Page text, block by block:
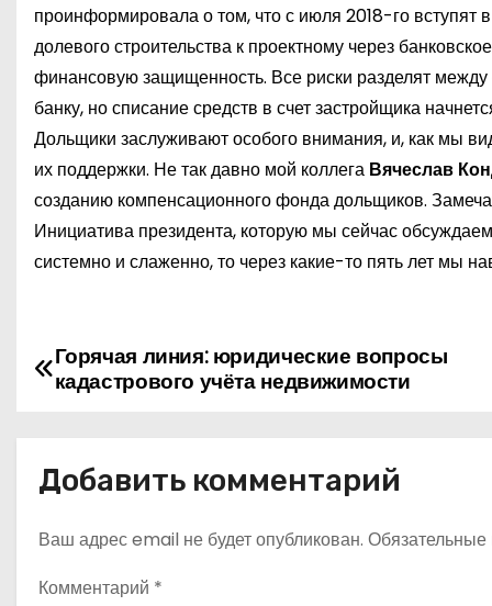
проинформировала о том, что с июля 2018-го вступят
долевого строительства к проектному через
финансовую защищенность. Все риски разделят между
банку, но списание средств в счет застройщика
Дольщики заслуживают особого внимания, и, как мы
их поддержки. Не так давно мой коллега Вячеслав
созданию компенсационного фонда дольщиков.
Инициатива президента, которую мы сейчас
системно и слаженно, то через какие-то пять лет мы
Н
в
и
г
а
Горячая линия: юридические вопросы
кадастрового учёта недвижимости
Добавить комментарий
Ваш адрес email не будет опубликован.
Комментарий *